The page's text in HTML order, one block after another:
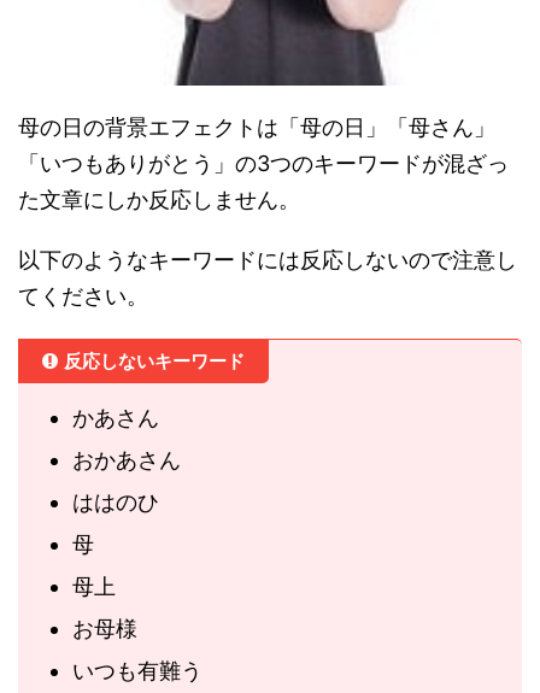
母の日の背景エフェクトは「母の日」「母さん」
「いつもありがとう」の3つのキーワードが混ざっ
た文章にしか反応しません。
以下のようなキーワードには反応しないので注意し
てください。
反応しないキーワード
かあさん
おかあさん
ははのひ
母
母上
お母様
いつも有難う